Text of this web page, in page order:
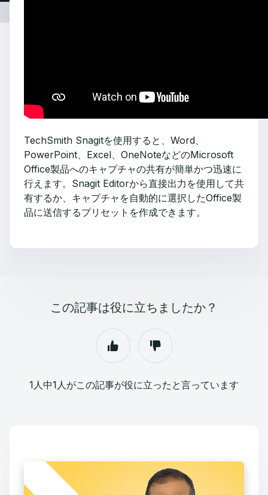
TechSmith Snagitを使用すると、Word、
PowerPoint、Excel、OneNoteなどのMicrosoft
Office製品へのキャプチャの共有が簡単かつ迅速に
行えます。Snagit Editorから直接出力を使用して共
有するか、キャプチャを自動的に選択したOffice製
品に送信するプリセットを作成できます。
この記事は役に立ちましたか？
1人中1人がこの記事が役に立ったと言っています